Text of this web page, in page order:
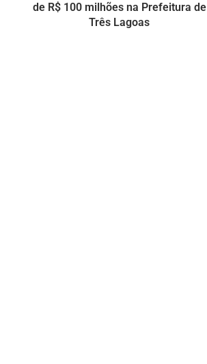
de R$ 100 milhões na Prefeitura de
Três Lagoas